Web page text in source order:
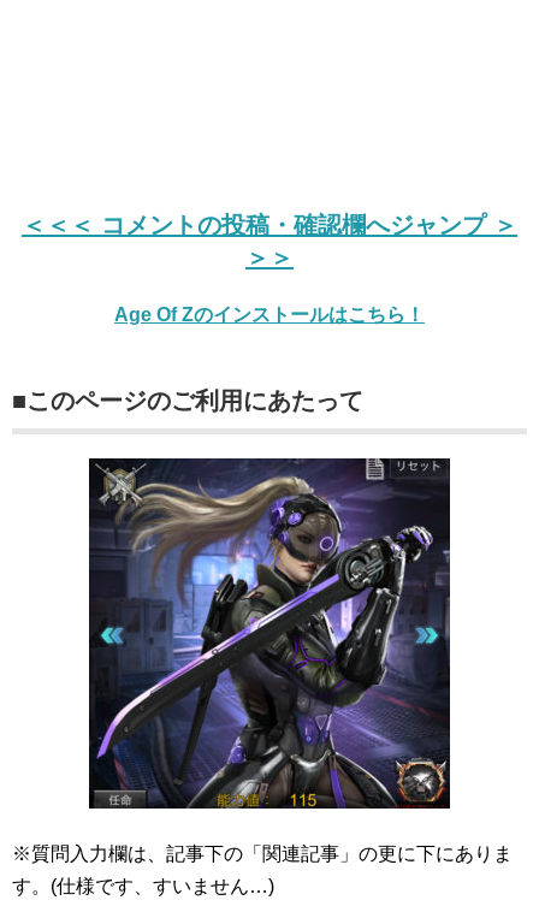
＜＜＜ コメントの投稿・確認欄へジャンプ ＞
＞＞
Age Of Zのインストールはこちら！
■このページのご利用にあたって
※質問入力欄は、記事下の「関連記事」の更に下にありま
す。(仕様です、すいません…)